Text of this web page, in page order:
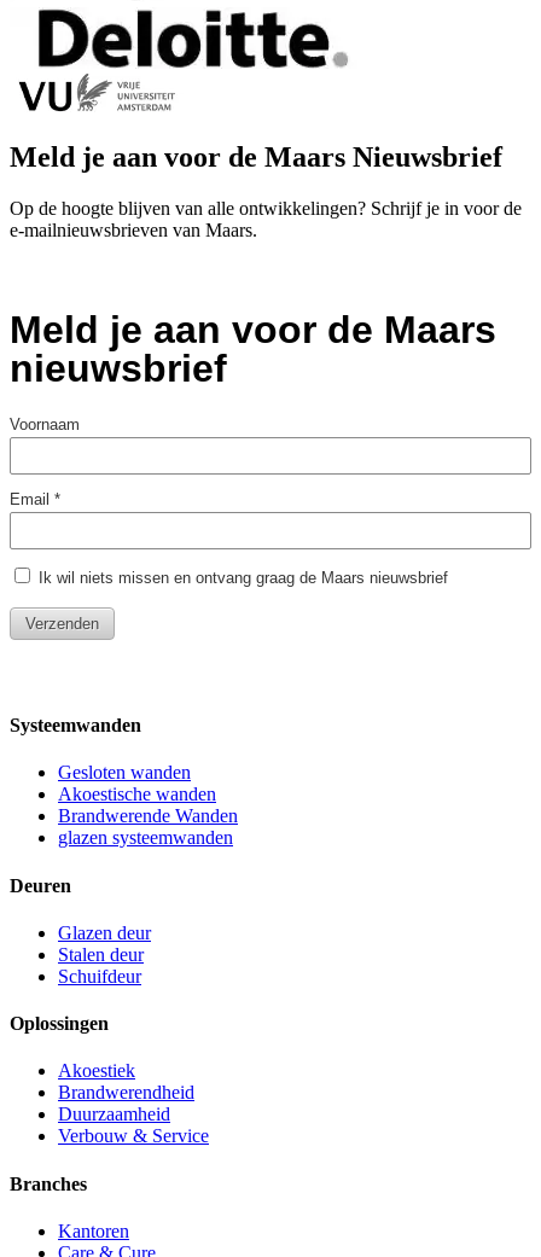
Meld je aan voor de Maars Nieuwsbrief
Op de hoogte blijven van alle ontwikkelingen? Schrijf je in voor de
e-mailnieuwsbrieven van Maars.
Systeemwanden
Gesloten wanden
Akoestische wanden
Brandwerende Wanden
glazen systeemwanden
Deuren
Glazen deur
Stalen deur
Schuifdeur
Oplossingen
Akoestiek
Brandwerendheid
Duurzaamheid
Verbouw & Service
Branches
Kantoren
Care & Cure